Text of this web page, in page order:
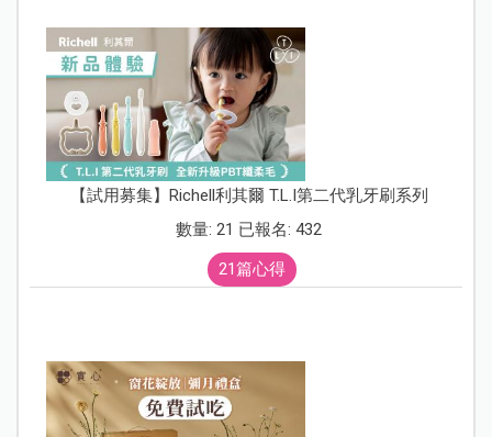
【試用募集】Richell利其爾 T.L.I第二代乳牙刷系列
數量: 21 已報名: 432
21篇心得